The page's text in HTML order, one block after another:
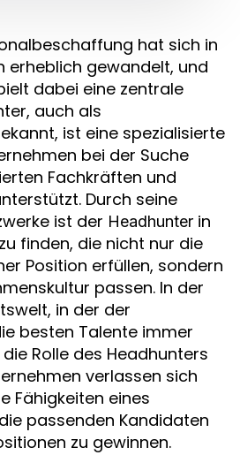
hat sich in
erheblich gewandelt, und
dabei eine zentrale
auch als
ist eine spezialisierte
bei der Suche
Fachkräften und
Durch seine
ist der Headhunter in
finden, die nicht nur die
Position erfüllen, sondern
passen. In der
in der der
besten Talente immer
Rolle des Headhunters
verlassen sich
Fähigkeiten eines
passenden Kandidaten
zu gewinnen.